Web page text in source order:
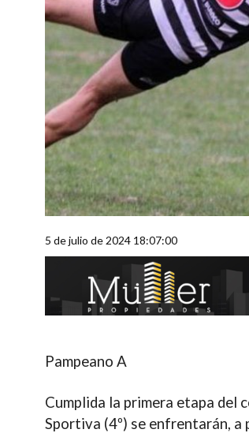
5 de julio de 2024 18:07:00
Pampeano A
Cumplida la primera etapa del
Sportiva (4º) se enfrentarán,